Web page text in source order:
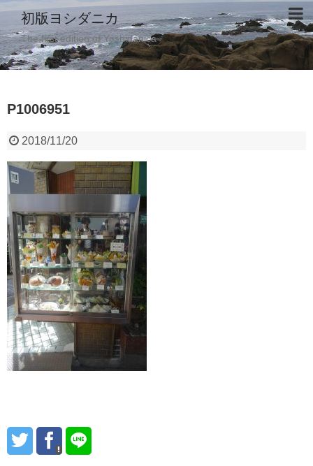
初版ヨシダニカ
The first edition of Yoshidanica
P1006951
2018/11/20